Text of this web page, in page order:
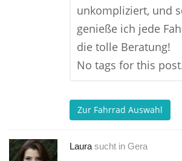
unkompliziert, und
genieße ich jede
die tolle Beratung!
No tags for this
Zur Fahrrad Auswahl
Laura sucht in Gera